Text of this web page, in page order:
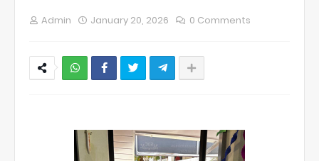
Admin January 20, 2026 0 Comments